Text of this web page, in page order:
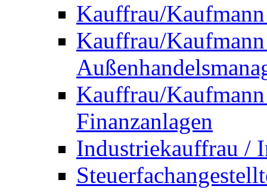
Kauffrau/
Kauffrau/
Kauffrau/
Finanzanlagen
Industriekauffrau /